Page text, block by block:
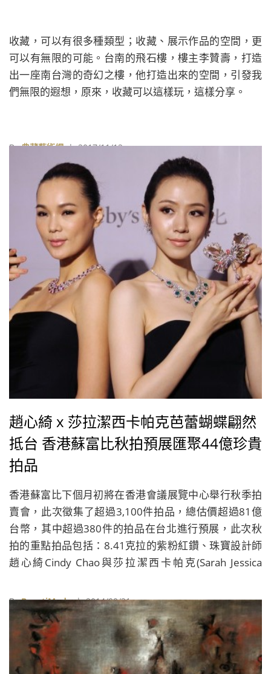
收藏，可以有很多種類型；收藏、展示作品的空間，更
可以有無限的可能。台南的飛石樓，樓主李贊壽，打造
出一座南台灣的奇幻之樓，他打造出來的空間，引發我
們無限的遐想，原來，收藏可以這樣玩，這樣分享。
By典藏藝術網| 2017/11/12
趙心綺 x 莎拉潔西卡帕克芭蕾蝴蝶翩然
抵台 香港蘇富比秋拍預展匯聚44億珍貴
拍品
香港蘇富比下個月初將在香港會議展覽中心舉行秋季拍
賣會，此次徵集了超過3,100件拍品，總估價超過81億
台幣，其中超過380件的拍品在台北進行預展，此次秋
拍的重點拍品包括：8.41克拉的紫粉紅鑽、珠寶設計師
趙心綺Cindy Chao與莎拉潔西卡帕克(Sarah Jessica
系列《秋之舞》，以及清乾隆御製粉青釉浮雕龍紋罐
等，也都出現在此次的台北預展上，讓藏家們可近距離
親自鑑賞。
ByBeautiMode| 2014/09/21